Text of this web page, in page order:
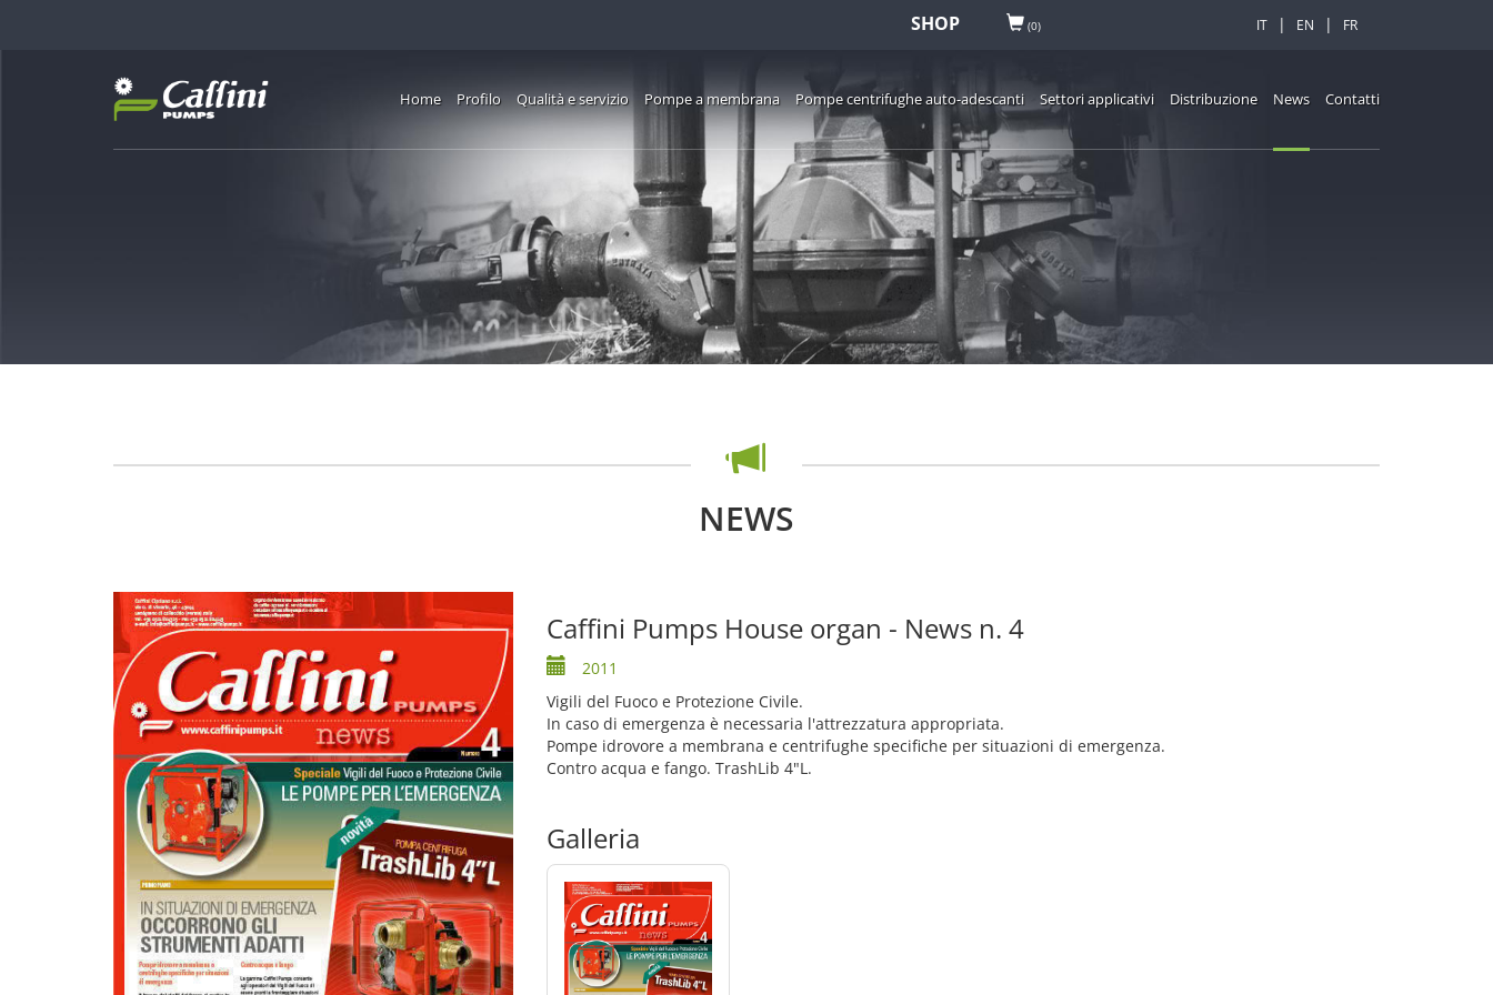
SHOP (0) IT | EN | FR
Home Profilo Qualità e servizio Pompe a membrana Pompe centrifughe auto-adescanti Settori applicativi Distribuzione News Contatti
NEWS
Caffini Pumps House organ - News n. 4
2011
Vigili del Fuoco e Protezione Civile.
In caso di emergenza è necessaria l'attrezzatura appropriata.
Pompe idrovore a membrana e centrifughe specifiche per situazioni di emergenza.
Contro acqua e fango. TrashLib 4"L.
Galleria